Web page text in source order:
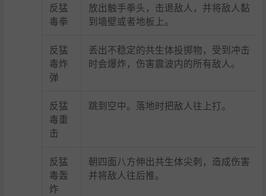
反猛
毒拳
放出触手拳头，击退敌人，并将敌人黏
到墙壁或者地板上。
反猛
毒炸
弹
丢出不稳定的共生体投掷物，受到冲击
时会爆炸，伤害震波内的所有敌人。
反猛
毒重
击
跳到空中。落地时把敌人往上打。
反猛
毒轰
炸
朝四面八方伸出共生体尖刺，造成伤害
并将敌人往后推。